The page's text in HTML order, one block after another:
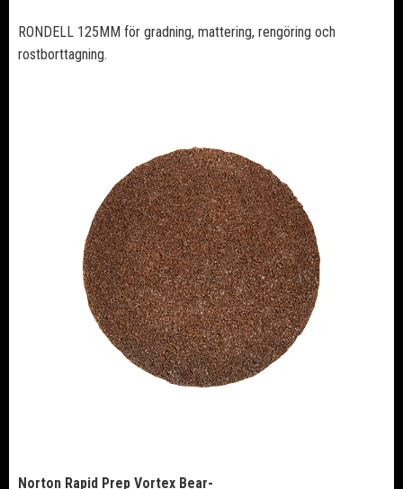
RONDELL 125MM för gradning, mattering, rengöring och
rostborttagning.
Norton Rapid Prep Vortex Bear-